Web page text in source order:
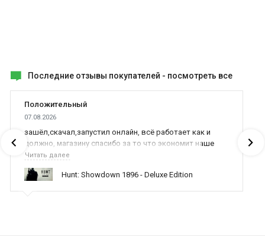
Последние отзывы покупателей - посмотреть все
Положительный
07.08.2026
зашёл,скачал,запустил онлайн, всё работает как и
должно, магазину спасибо за то что экономит наше
время,нервы и деньги, ребята вы красава оказываете
поддержку населению и походу из всех только вы и
оказываете помощь
Читать далее
Hunt: Showdown 1896 - Deluxe Edition